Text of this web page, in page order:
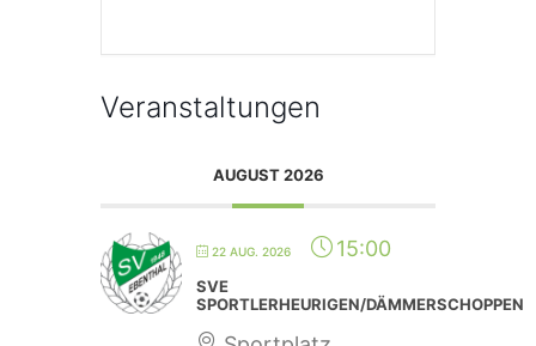
Veranstaltungen
AUGUST 2026
22 AUG. 2026 15:00
SVE
SPORTLERHEURIGEN/DÄMMERSCHOPPEN